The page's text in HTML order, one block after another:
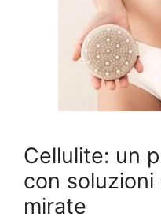
Cellulite: un
con soluzioni
mirate